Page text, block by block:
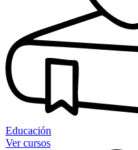
Educación
Ver cursos